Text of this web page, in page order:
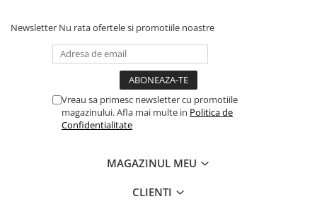
transportului. Se vede că au fost
Newsletter Nu rata ofertele si promotiile noastre
Vreau sa primesc newsletter cu promotiile
magazinului. Afla mai multe in Politica de
Confidentialitate
MAGAZINUL MEU
CLIENTI